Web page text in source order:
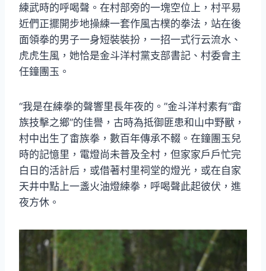
練武時的呼喝聲。在村部旁的一塊空位上，村平易
近們正擺開步地操練一套作風古樸的拳法，站在後
面領拳的男子一身短裝裝扮，一招一式行云流水、
虎虎生風，她恰是金斗洋村黨支部書記、村委會主
任鐘團玉。
“我是在練拳的聲響里長年夜的。”金斗洋村素有“畬
族技擊之鄉”的佳譽，古時為抵御匪患和山中野獸，
村中出生了畬族拳，數百年傳承不輟。在鐘團玉兒
時的記憶里，電燈尚未普及全村，但家家戶戶忙完
白日的活計后，或借著村里祠堂的燈光，或在自家
天井中點上一盞火油燈練拳，呼喝聲此起彼伏，進
夜方休。